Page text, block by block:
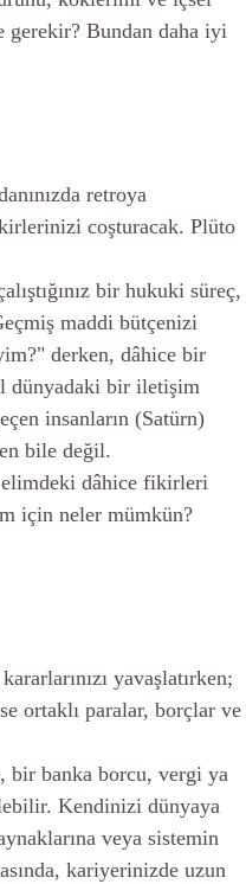
gerekir? Bundan daha iyi
retroya
coşturacak. Plüto
bir hukuki süreç,
maddi bütçenizi
derken, dâhice bir
dünyadaki bir iletişim
insanların (Satürn)
bile değil.
elimdeki dâhice fikirleri
için neler mümkün?
yavaşlatırken;
ortaklı paralar, borçlar ve
bir banka borcu, vergi ya
Kendinizi dünyaya
veya sistemin
kariyerinizde uzun